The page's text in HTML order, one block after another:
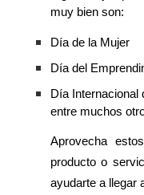
muy bien son:
Día de la Mujer
Día del
Día Internacional
entre muchos
Aprovecha
producto o
ayudarte a llegar